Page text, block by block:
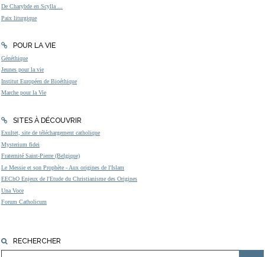
De Charybde en Scylla ...
Paix liturgique
POUR LA VIE
Généthique
Jeunes pour la vie
Institut Européen de Bioéthique
Marche pour la Vie
SITES À DÉCOUVRIR
Exultet, site de téléchargement catholique
Mysterium fidei
Fraternité Saint-Pierre (Belgique)
Le Messie et son Prophète - Aux origines de l'Islam
EEChO Enjeux de l'Etude du Christianisme des Origines
Una Voce
Forum Catholicum
RECHERCHER